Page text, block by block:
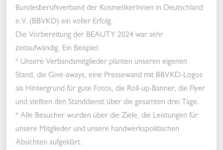
Bundesberufsverband der KosmetikerInnen in Deutschland
e.V. (BBVKD) ein voller Erfolg.
Die Vorbereitung der BEAUTY 2024 war sehr
zeitaufwändig. Ein Beispiel:
* Unsere Verbandsmitglieder planten unseren eigenen
Stand, die Give-aways, eine Pressewand mit BBVKD-Logos
als Hintergrund für gute Fotos, die Roll-up-Banner, die Flyer
und stellten den Standdienst über die gesamten drei Tage.
* Alle Besucher wurden über die Ziele, die Leistungen für
unsere Mitglieder und unsere handwerkspolitischen
Absichten aufgeklärt.